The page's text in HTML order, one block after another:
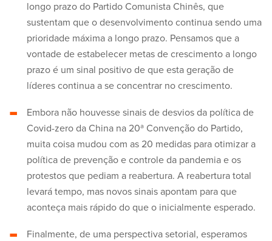
longo prazo do Partido Comunista Chinês, que
sustentam que o desenvolvimento continua sendo uma
prioridade máxima a longo prazo. Pensamos que a
vontade de estabelecer metas de crescimento a longo
prazo é um sinal positivo de que esta geração de
líderes continua a se concentrar no crescimento.
Embora não houvesse sinais de desvios da política de
Covid-zero da China na 20ª Convenção do Partido,
muita coisa mudou com as 20 medidas para otimizar a
política de prevenção e controle da pandemia e os
protestos que pediam a reabertura. A reabertura total
levará tempo, mas novos sinais apontam para que
aconteça mais rápido do que o inicialmente esperado.
Finalmente, de uma perspectiva setorial, esperamos